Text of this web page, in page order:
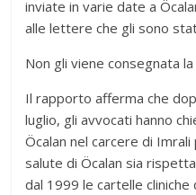
inviate in varie date a
alle lettere che gli sono
Non gli viene consegnata
Il rapporto afferma che
luglio, gli avvocati hanno
Öcalan nel carcere di
salute di Öcalan sia
dal 1999 le cartelle